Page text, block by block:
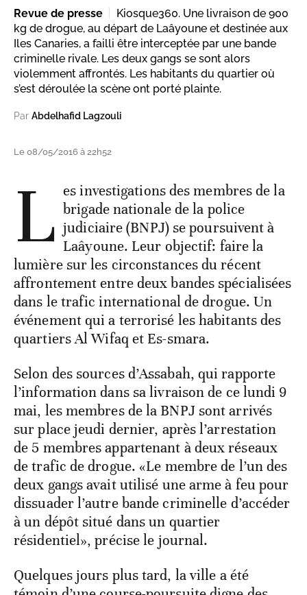
Revue de presse
Kiosque360. Une livraison de 900
kg de drogue, au départ de Laâyoune et destinée aux
Iles Canaries, a failli être interceptée par une bande
criminelle rivale. Les deux gangs se sont alors
violemment affrontés. Les habitants du quartier où
s’est déroulée la scène ont porté plainte.
Par Abdelhafid Lagzouli
Le 08/05/2016 à 22h52
L es investigations des membres de la
brigade nationale de la police
judiciaire (BNPJ) se poursuivent à
Laâyoune. Leur objectif: faire la
lumière sur les circonstances du récent
affrontement entre deux bandes spécialisées
dans le trafic international de drogue. Un
événement qui a terrorisé les habitants des
quartiers Al Wifaq et Es-smara.
Selon des sources d’Assabah, qui rapporte
l’information dans sa livraison de ce lundi 9
mai, les membres de la BNPJ sont arrivés
sur place jeudi dernier, après l’arrestation
de 5 membres appartenant à deux réseaux
de trafic de drogue. «Le membre de l’un des
deux gangs avait utilisé une arme à feu pour
dissuader l’autre bande criminelle d’accéder
à un dépôt situé dans un quartier
résidentiel», précise le journal.
Quelques jours plus tard, la ville a été